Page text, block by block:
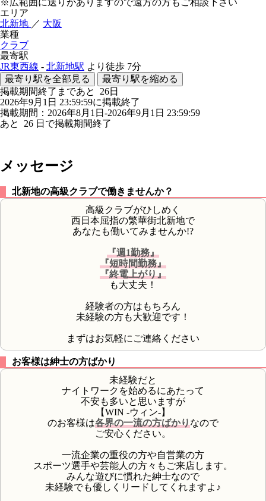
エリア
北新地 ／ 大阪
業種
クラブ
最寄駅
JR東西線 - 北新地駅 より徒歩 7分
最寄り駅を全部見る
最寄り駅を縮める
掲載期間終了まであと 26日
2026年9月1日 23:59:59に掲載終了
掲載期間：2026年8月1日-2026年9月1日 23:59:59
あと 26 日で掲載期間終了
メッセージ
北新地の高級クラブで働きませんか？
高級クラブがひしめく
西日本屈指の繁華街北新地で
あなたも働いてみませんか!?
『週1勤務』
『短時間勤務』
『終電上がり』
も大丈夫！
経験者の方はもちろん
未経験の方も大歓迎です！
まずはお気軽にご連絡ください
お客様は紳士の方ばかり
未経験だと
ナイトワークを始めるにあたって
不安も多いと思いますが
【WIN -ウィン-】
のお客様は各界の一流の方ばかりなので
ご安心ください。
一流企業の重役の方や自営業の方
スポーツ選手や芸能人の方々もご来店します。
みんな遊びに慣れた紳士なので
未経験でも優しくリードしてくれますよ♪